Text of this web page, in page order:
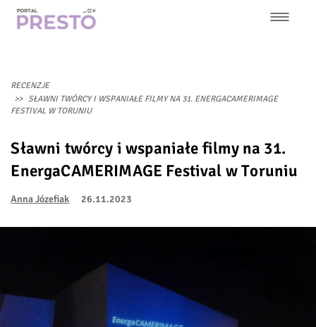
Przejdź
nawigacja
RECENZJE
SŁAWNI TWÓRCY I WSPANIAŁE FILMY NA 31. ENERGACAMERIMAGE
FESTIVAL W TORUNIU
Sławni twórcy i wspaniałe filmy na 31.
EnergaCAMERIMAGE Festival w Toruniu
Anna Józefiak 26.11.2023